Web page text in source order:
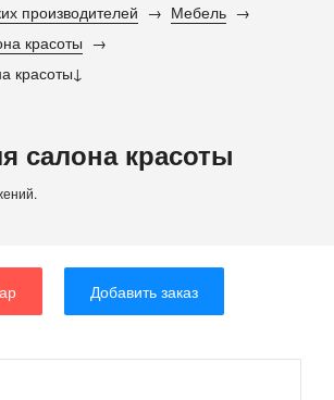
производителей
Мебель
красоты
красоты
салона красоты
Добавить заказ